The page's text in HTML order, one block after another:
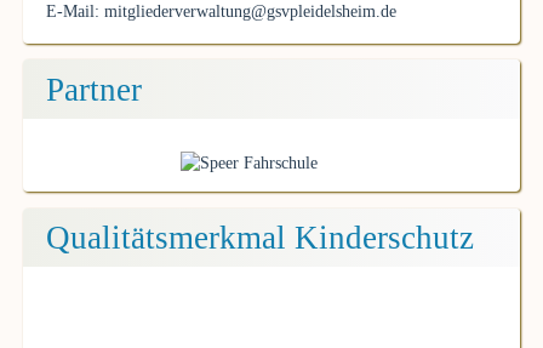
E-Mail: mitgliederverwaltung@gsvpleidelsheim.de
Partner
Qualitätsmerkmal Kinderschutz